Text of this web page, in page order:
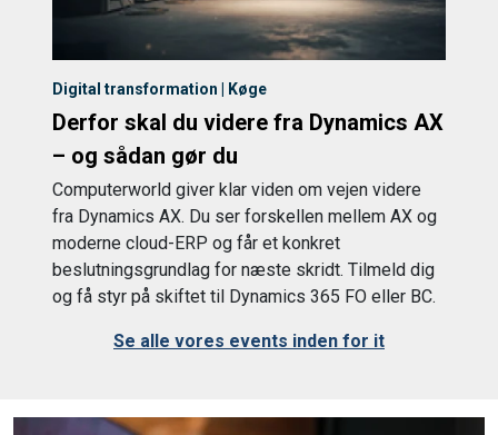
Digital transformation | Køge
Derfor skal du videre fra Dynamics AX
– og sådan gør du
Computerworld giver klar viden om vejen videre
fra Dynamics AX. Du ser forskellen mellem AX og
moderne cloud-ERP og får et konkret
beslutningsgrundlag for næste skridt. Tilmeld dig
og få styr på skiftet til Dynamics 365 FO eller BC.
Se alle vores events inden for it